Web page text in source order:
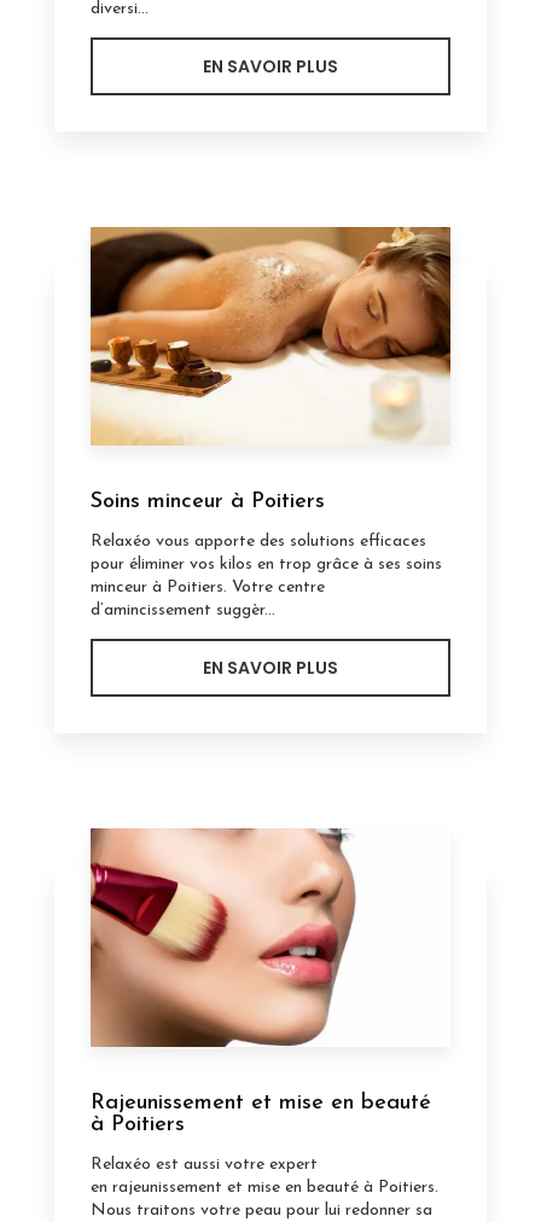
diversi...
EN SAVOIR PLUS
Soins minceur à Poitiers
Relaxéo vous apporte des solutions efficaces
pour éliminer vos kilos en trop grâce à ses soins
minceur à Poitiers. Votre centre
d’amincissement suggèr...
EN SAVOIR PLUS
Rajeunissement et mise en beauté
à Poitiers
Relaxéo est aussi votre expert
en rajeunissement et mise en beauté à Poitiers.
Nous traitons votre peau pour lui redonner sa